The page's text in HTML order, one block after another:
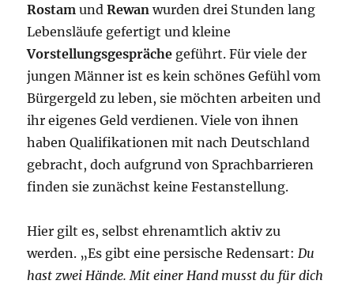
Rostam undRewan wurden drei Stunden lang
Lebensläufe gefertigt und kleine
Vorstellungsgespräche geführt. Für viele der
jungen Männer ist es kein schönes Gefühl vom
Bürgergeld zu leben, sie möchten arbeiten und
ihr eigenes Geld verdienen. Viele von ihnen
haben Qualifikationen mit nach Deutschland
gebracht, doch aufgrund von Sprachbarrieren
finden sie zunächst keine Festanstellung.
Hier gilt es, selbst ehrenamtlich aktiv zu
werden. „Es gibt eine persische Redensart: Du
hast zwei Hände. Mit einer Hand musst du für dich